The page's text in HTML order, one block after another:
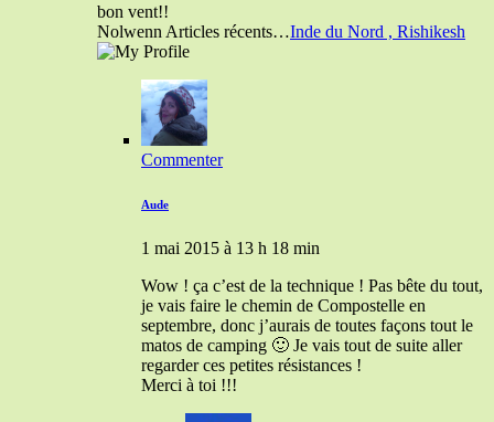
bon vent!!
Nolwenn Articles récents…Inde du Nord , Rishikesh
Commenter
Aude
1 mai 2015 à 13 h 18 min
Wow ! ça c’est de la technique ! Pas bête du tout,
je vais faire le chemin de Compostelle en
septembre, donc j’aurais de toutes façons tout le
matos de camping 🙂 Je vais tout de suite aller
regarder ces petites résistances !
Merci à toi !!!